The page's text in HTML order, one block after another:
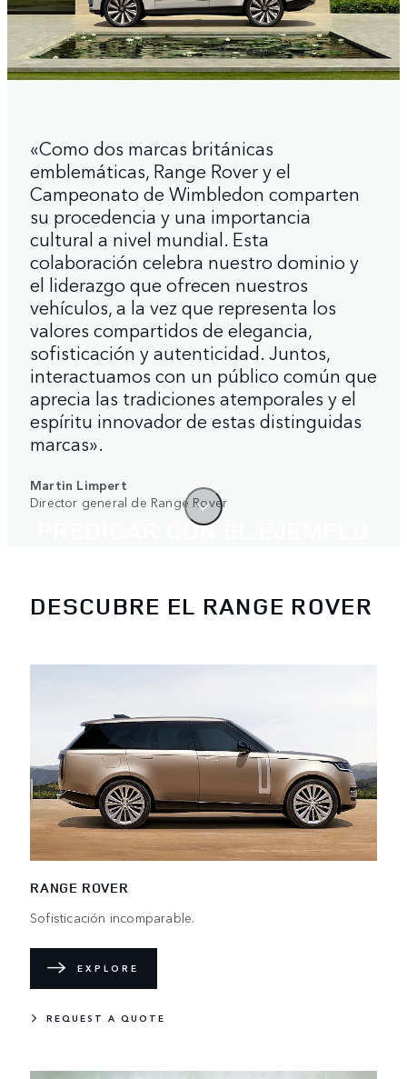
«Como dos marcas británicas
emblemáticas, Range Rover y el
Campeonato de Wimbledon comparten
su procedencia y una importancia
cultural a nivel mundial. Esta
colaboración celebra nuestro dominio y
el liderazgo que ofrecen nuestros
vehículos, a la vez que representa los
valores compartidos de elegancia,
sofisticación y autenticidad. Juntos,
interactuamos con un público común que
aprecia las tradiciones atemporales y el
espíritu innovador de estas distinguidas
marcas».
Martin Limpert
Director general de Range Rover
PREDICAR CON EL EJEMPLO
DESCUBRE EL RANGE ROVER
RANGE ROVER
Sofisticación incomparable.
EXPLORE
REQUEST A QUOTE